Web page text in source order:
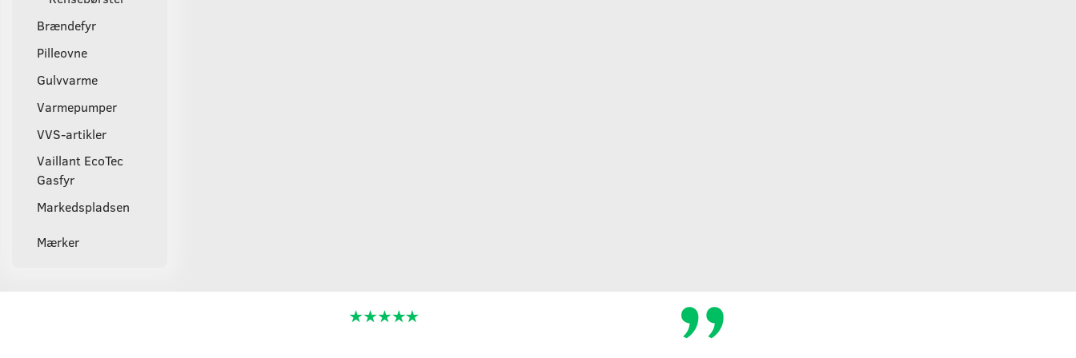
Brændefyr
Pilleovne
Gulvvarme
Varmepumper
VVS-artikler
Vaillant EcoTec
Gasfyr
Markedspladsen
Mærker